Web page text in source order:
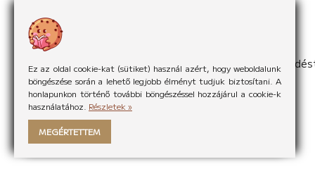
Ez az oldal cookie-kat (sütiket) használ azért, hogy weboldalunk
böngészése során a lehető legjobb élményt tudjuk biztosítani. A
honlapunkon történő további böngészéssel hozzájárul a cookie-k
használatához. Részletek »
MEGÉRTETTEM
Rólunk
Rólunk mondták
Hírek
Partnereink
Elállás a